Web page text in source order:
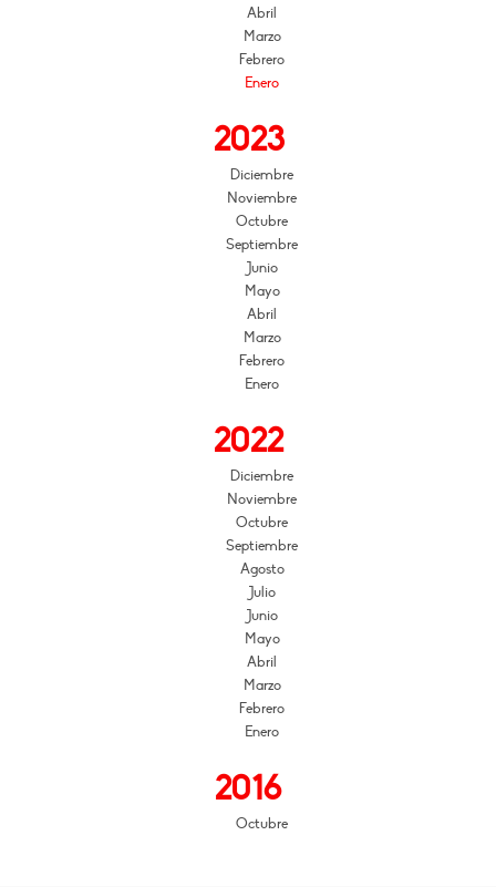
Abril
Marzo
Febrero
Enero
2023
Diciembre
Noviembre
Octubre
Septiembre
Junio
Mayo
Abril
Marzo
Febrero
Enero
2022
Diciembre
Noviembre
Octubre
Septiembre
Agosto
Julio
Junio
Mayo
Abril
Marzo
Febrero
Enero
2016
Octubre